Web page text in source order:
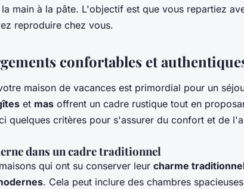
main à la pâte. L'objectif est que vous repartiez
reproduire chez vous.
confortables et
maison de vacances est primordial pour un
et mas offrent un cadre rustique tout en
quelques critères pour s'assurer du confort et de
dans un cadre traditionnel
qui ont su conserver leur charme
. Cela peut inclure des chambres